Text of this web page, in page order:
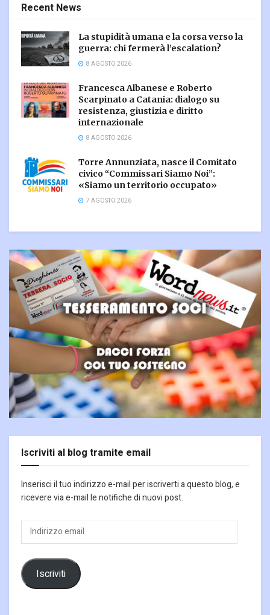
Recent News
La stupidità umana e la corsa verso la
guerra: chi fermerà l’escalation?
8 AGOSTO 2026
Francesca Albanese e Roberto
Scarpinato a Catania: dialogo su
resistenza, giustizia e diritto
internazionale
8 AGOSTO 2026
Torre Annunziata, nasce il Comitato
civico “Commissari Siamo Noi”:
«Siamo un territorio occupato»
7 AGOSTO 2026
Iscriviti al blog tramite email
Inserisci il tuo indirizzo e-mail per iscriverti a questo blog, e
ricevere via e-mail le notifiche di nuovi post.
Indirizzo
email
Iscriviti